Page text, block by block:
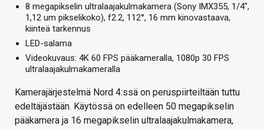
8 megapikselin ultralaajakulmakamera (Sony IMX355, 1/4″,
1,12 um pikselikoko), f2.2, 112°, 16 mm kinovastaava,
kiinteä tarkennus
LED-salama
Videokuvaus: 4K 60 FPS pääkameralla, 1080p 30 FPS
ultralaajakulmakameralla
Kamerajärjestelmä Nord 4:ssä on peruspiirteiltään tuttu
edeltäjästään. Käytössä on edelleen 50 megapikselin
pääkamera ja 16 megapikselin ultralaajakulmakamera,